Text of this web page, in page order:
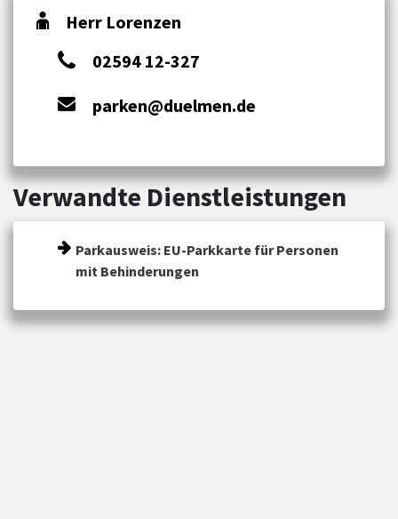
Herr Lorenzen
02594 12-327
parken@duelmen.de
Verwandte Dienstleistungen
Parkausweis: EU-Parkkarte für Personen
mit Behinderungen